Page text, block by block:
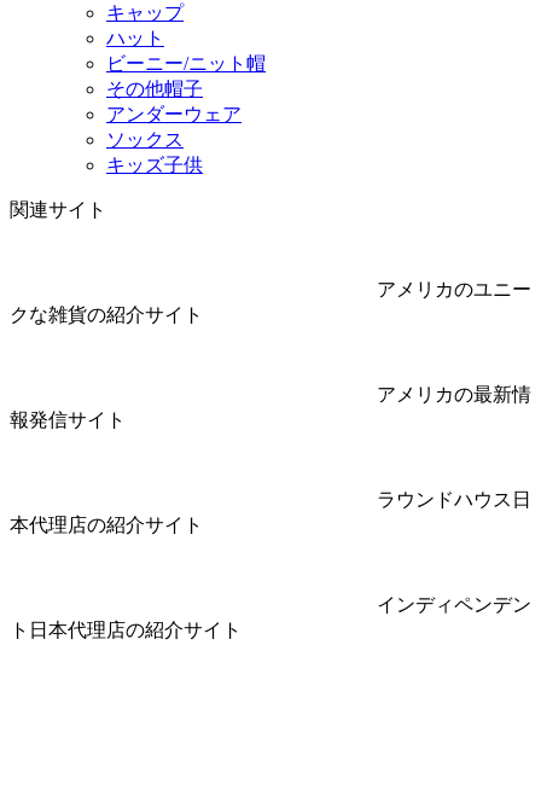
キャップ
ハット
ビーニー/ニット帽
その他帽子
アンダーウェア
ソックス
キッズ子供
関連サイト
アメリカのユニー
クな雑貨の紹介サイト
アメリカの最新情
報発信サイト
ラウンドハウス日
本代理店の紹介サイト
インディペンデン
ト日本代理店の紹介サイト